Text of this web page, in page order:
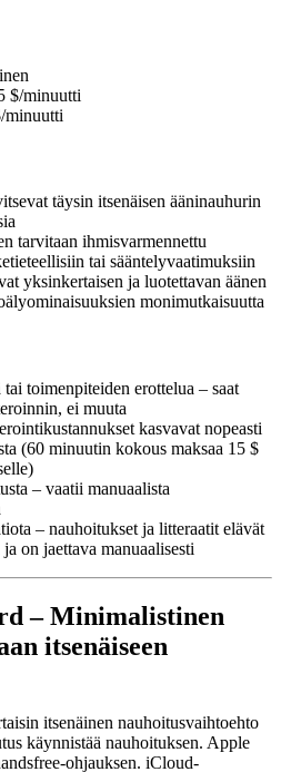
$/minuutti
minuutti
täysin itsenäisen ääninauhurin
tarvitaan ihmisvarmennettu
tai sääntelyvaatimuksiin
yksinkertaisen ja luotettavan äänen
monimutkaisuutta
toimenpiteiden erottelua – saat
ei muuta
kasvavat nopeasti
(60 minuutin kokous maksaa 15 $
– vaatii manuaalista
– nauhoitukset ja litteraatit elävät
on jaettava manuaalisesti
– Minimalistinen
itsenäiseen
itsenäinen nauhoitusvaihtoehto
käynnistää nauhoituksen. Apple
ohjauksen. iCloud-